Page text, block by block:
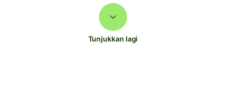
Tunjukkan lagi